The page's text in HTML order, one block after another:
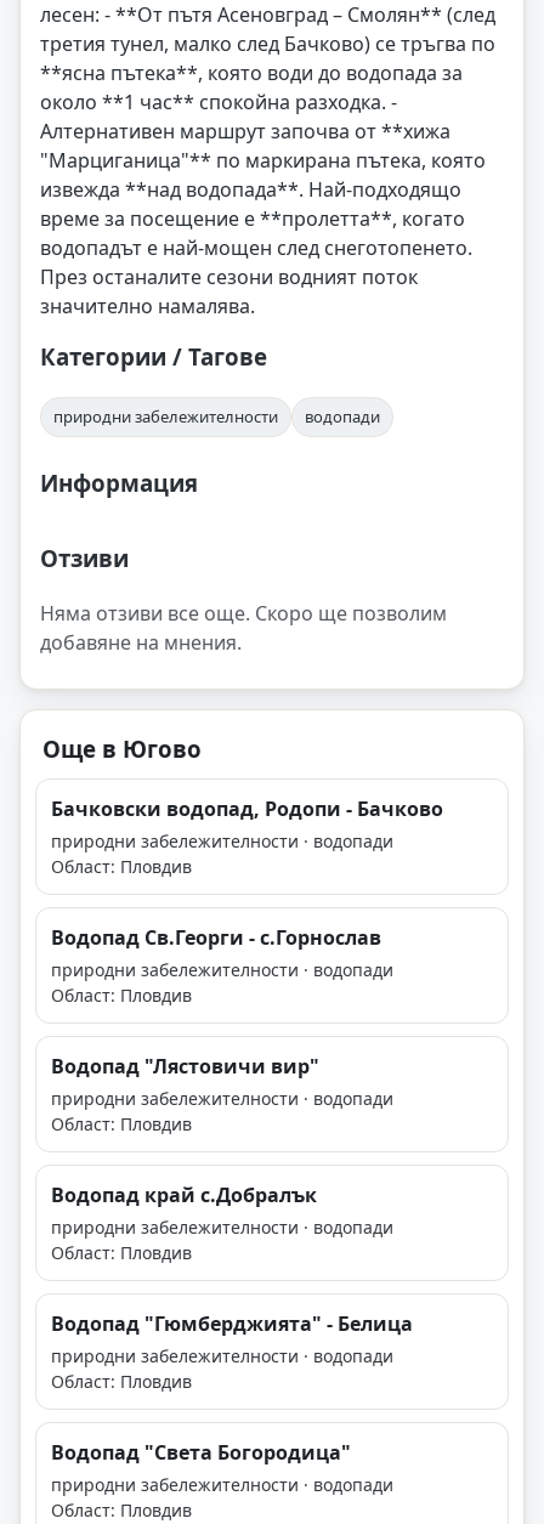
лесен: - **От пътя Асеновград – Смолян** (след
третия тунел, малко след Бачково) се тръгва по
**ясна пътека**, която води до водопада за
около **1 час** спокойна разходка. -
Алтернативен маршрут започва от **хижа
"Марциганица"** по маркирана пътека, която
извежда **над водопада**. Най-подходящо
време за посещение е **пролетта**, когато
водопадът е най-мощен след снеготопенето.
През останалите сезони водният поток
значително намалява.
Категории / Тагове
природни забележителности водопади
Информация
Отзиви
Няма отзиви все още. Скоро ще позволим
добавяне на мнения.
Още в Югово
Бачковски водопад, Родопи - Бачково
природни забележителности · водопади
Област: Пловдив
Водопад Св.Георги - с.Горнослав
природни забележителности · водопади
Област: Пловдив
Водопад "Лястовичи вир"
природни забележителности · водопади
Област: Пловдив
Водопад край с.Добралък
природни забележителности · водопади
Област: Пловдив
Водопад "Гюмберджията" - Белица
природни забележителности · водопади
Област: Пловдив
Водопад "Света Богородица"
природни забележителности · водопади
Област: Пловдив